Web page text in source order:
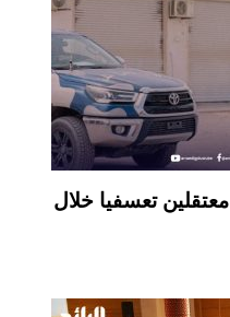
رصد الجرائم: قتيلان تعذيبا و9 معتقلين تعسفيا خلال